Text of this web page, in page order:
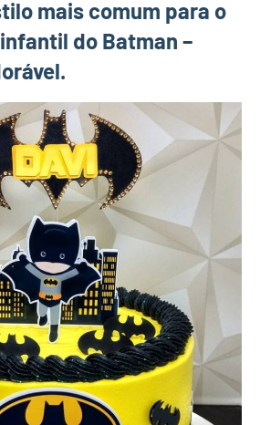
mais comum para o
do Batman –